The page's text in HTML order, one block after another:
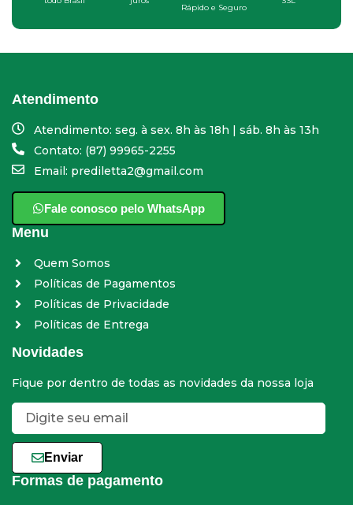
Rápido e Seguro
Atendimento
Atendimento: seg. à sex. 8h às 18h | sáb. 8h às 13h
Contato: (87) 99965-2255
Email: prediletta2@gmail.com
Fale conosco pelo WhatsApp
Menu
Quem Somos
Políticas de Pagamentos
Políticas de Privacidade
Políticas de Entrega
Novidades
Fique por dentro de todas as novidades da nossa loja
Enviar
Formas de pagamento